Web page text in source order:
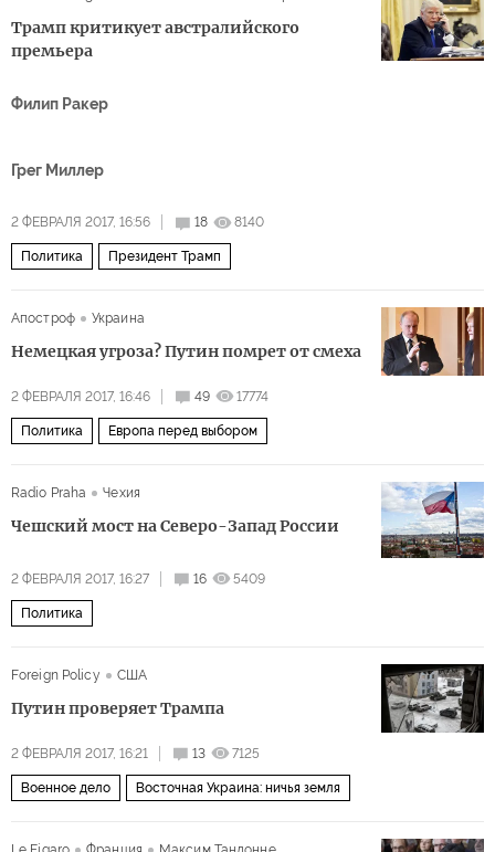
Трамп критикует австралийского
премьера
Филип Ракер
Грег Миллер
2 ФЕВРАЛЯ 2017, 16:56 18 8140
Политика Президент Трамп
Апостроф Украина
Немецкая угроза? Путин помрет от смеха
2 ФЕВРАЛЯ 2017, 16:46 49 17774
Политика Европа перед выбором
Radio Praha Чехия
Чешский мост на Северо-Запад России
2 ФЕВРАЛЯ 2017, 16:27 16 5409
Политика
Foreign Policy США
Путин проверяет Трампа
2 ФЕВРАЛЯ 2017, 16:21 13 7125
Военное дело Восточная Украина: ничья земля